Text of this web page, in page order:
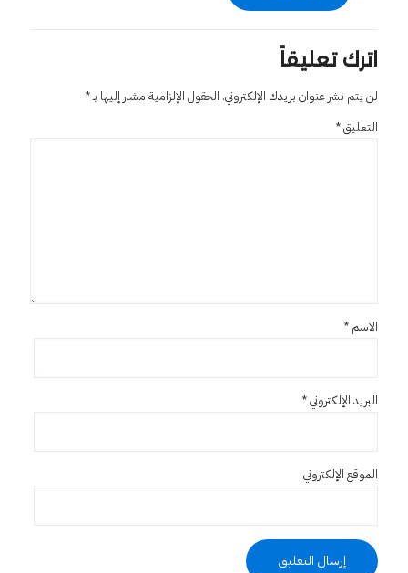
اترك تعليقاً
لن يتم نشر عنوان بريدك الإلكتروني. الحقول الإلزامية مشار إليها بـ*
التعليق*
الاسم *
البريد الإلكتروني*
الموقع الإلكتروني